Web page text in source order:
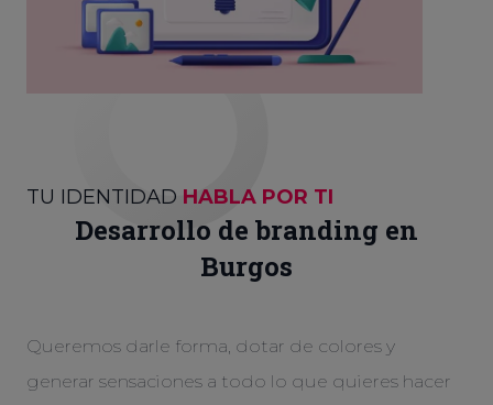
TU IDENTIDAD HABLA POR TI
Desarrollo de branding en
Burgos
Queremos darle forma, dotar de colores y
generar sensaciones a todo lo que quieres hacer